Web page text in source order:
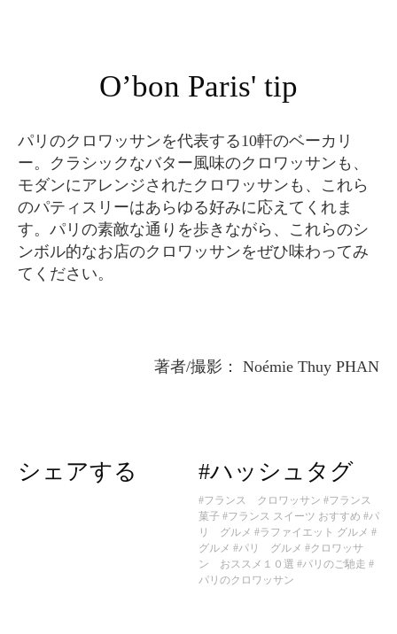
O’bon Paris' tip
パリのクロワッサンを代表する10軒のベーカリ
ー。クラシックなバター風味のクロワッサンも、
モダンにアレンジされたクロワッサンも、これら
のパティスリーはあらゆる好みに応えてくれま
す。パリの素敵な通りを歩きながら、これらのシ
ンボル的なお店のクロワッサンをぜひ味わってみ
てください。
著者/撮影： Noémie Thuy PHAN
シェアする #ハッシュタグ
#フランス クロワッサン #フランス
菓子 #フランス スイーツ おすすめ #パ
リ グルメ #ラファイエット グルメ #
グルメ #パリ グルメ #クロワッサ
ン おススメ１０選 #パリのご馳走 #
パリのクロワッサン